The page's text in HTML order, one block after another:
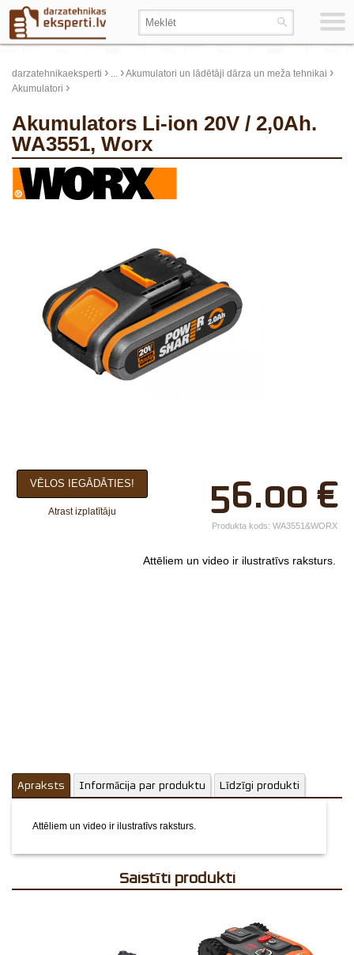
darzatehnikaeksperti › ... ›Akumulatori un lādētāji dārza un meža tehnikai ›
Akumulatori ›
Akumulators Li-ion 20V / 2,0Ah.
WA3551, Worx
×
Jūsu vārds*
Uzņēmuma
56.00 €
VĒLOS IEGĀDĀTIES!
Atrast izplatītāju
Produkta kods: WA3551&WORX
Attēliem un video ir ilustratīvs raksturs.
Apraksts Informācija par produktu Līdzīgi produkti
Attēliem un video ir ilustratīvs raksturs.
Saistīti produkti